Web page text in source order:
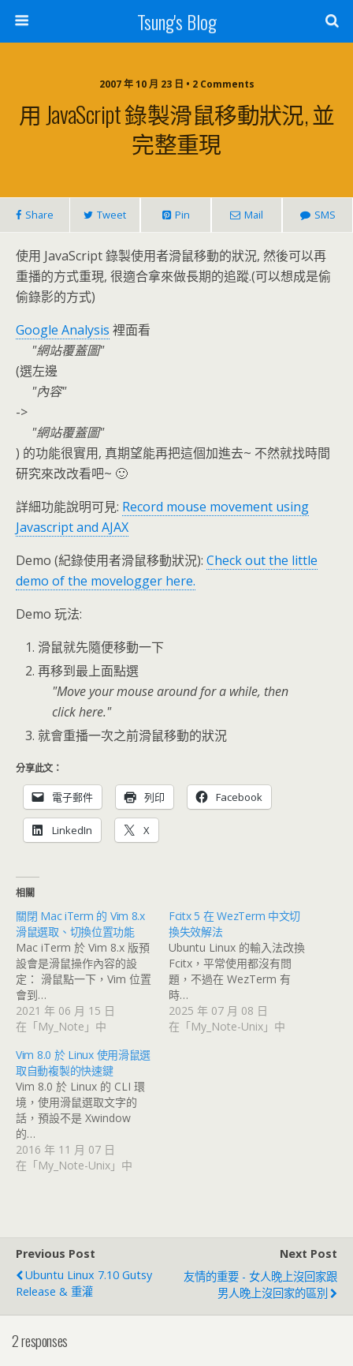
Tsung's Blog
2007 年 10 月 23 日 • 2 Comments
用 JavaScript 錄製滑鼠移動狀況, 並
完整重現
Share Tweet Pin Mail SMS
使用 JavaScript 錄製使用者滑鼠移動的狀況, 然後可以再
重播的方式重現, 很適合拿來做長期的追蹤.(可以想成是偷
偷錄影的方式)
Google Analysis 裡面看
網站覆蓋圖
(選左邊
內容
->
網站覆蓋圖
) 的功能很實用, 真期望能再把這個加進去~ 不然就找時間
研究來改改看吧~ 🙂
詳細功能說明可見: Record mouse movement using
Javascript and AJAX
Demo (紀錄使用者滑鼠移動狀況): Check out the little
demo of the movelogger here.
Demo 玩法:
滑鼠就先隨便移動一下
再移到最上面點選
Move your mouse around for a while, then
click here.
就會重播一次之前滑鼠移動的狀況
分享此文：
電子郵件 列印 Facebook
LinkedIn X
相關
關閉 Mac iTerm 的 Vim 8.x
滑鼠選取、切換位置功能
Mac iTerm 於 Vim 8.x 版預
設會是滑鼠操作內容的設
定： 滑鼠點一下，Vim 位置
會到…
2021 年 06 月 15 日
在「My_Note」中
Fcitx 5 在 WezTerm 中文切
換失效解法
Ubuntu Linux 的輸入法改換
Fcitx，平常使用都沒有問
題，不過在 WezTerm 有
時…
2025 年 07 月 08 日
在「My_Note-Unix」中
Vim 8.0 於 Linux 使用滑鼠選
取自動複製的快速鍵
Vim 8.0 於 Linux 的 CLI 環
境，使用滑鼠選取文字的
話，預設不是 Xwindow
的…
2016 年 11 月 07 日
在「My_Note-Unix」中
Previous Post
Ubuntu Linux 7.10 Gutsy
Release & 重灌
Next Post
友情的重要 - 女人晚上沒回家跟
男人晚上沒回家的區別
2 responses